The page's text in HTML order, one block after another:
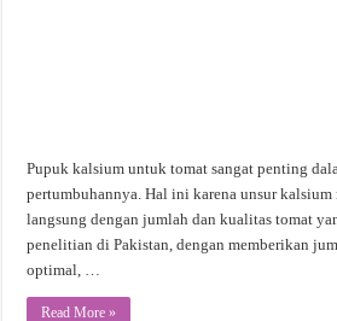
Pupuk kalsium untuk tomat sangat penting
pertumbuhannya. Hal ini karena unsur kalsium
langsung dengan jumlah dan kualitas tomat
penelitian di Pakistan, dengan memberikan
optimal, …
Read More »